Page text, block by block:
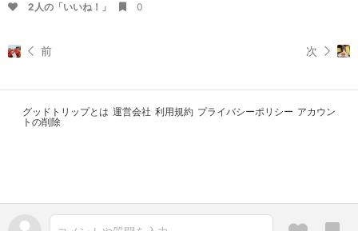
2人の「いいね！」 0
前 次
グッドトリップとは 運営会社 利用規約 プライバシーポリシー アカウン
トの削除